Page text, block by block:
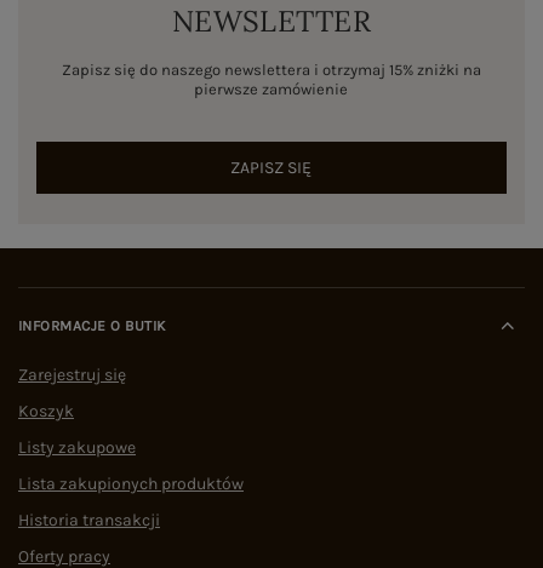
NEWSLETTER
Zapisz się do naszego newslettera i otrzymaj 15% zniżki na
pierwsze zamówienie
ZAPISZ SIĘ
INFORMACJE O BUTIK
Zarejestruj się
Koszyk
Listy zakupowe
Lista zakupionych produktów
Historia transakcji
Oferty pracy